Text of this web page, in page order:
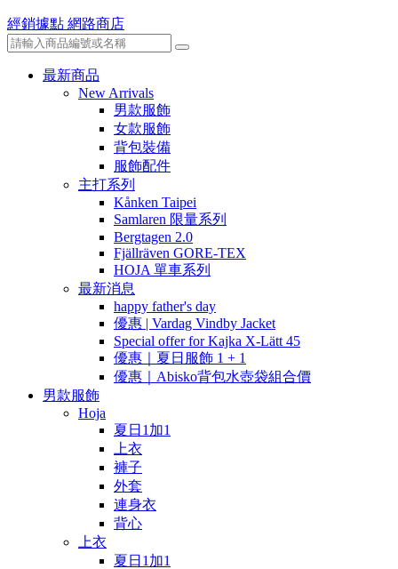
經銷據點 網路商店
最新商品
New Arrivals
男款服飾
女款服飾
背包裝備
服飾配件
主打系列
Kånken Taipei
Samlaren 限量系列
Bergtagen 2.0
Fjällräven GORE-TEX
HOJA 單車系列
最新消息
happy father's day
優惠 | Vardag Vindby Jacket
Special offer for Kajka X-Lätt 45
優惠｜夏日服飾 1 + 1
優惠｜Abisko背包水壺袋組合價
男款服飾
Hoja
夏日1加1
上衣
褲子
外套
連身衣
背心
上衣
夏日1加1